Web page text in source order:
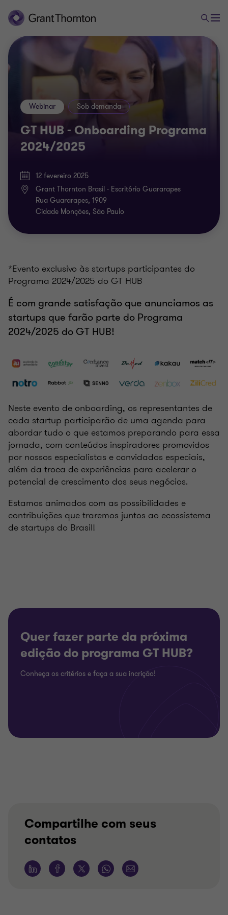
GT HUB - Onboarding Programa
2024/2025
Webinar Sob demanda
12 fevereiro 2025
Grant Thornton Brasil - Escritório Guararapes
Rua Guararapes, 1909
Cidade Monções, São Paulo
*Evento exclusivo às startups participantes do
Programa 2024/2025 do GT HUB
É com grande satisfação que anunciamos as
startups que farão parte do Programa
2024/2025 do GT HUB!
Neste evento de onboarding, os representantes de
cada startup participarão de uma agenda para
abordar tudo o que estamos preparando para essa
jornada, com conteúdos inspiradores promovidos
por nossos especialistas e convidados especiais,
além da troca de experiências para acelerar o
potencial de crescimento dos seus negócios.
Estamos animados com as possibilidades e
contribuições que traremos juntos ao ecossistema
de startups do Brasil!
Quer fazer parte da próxima
edição do programa GT HUB?
Conheça os critérios e faça a sua incrição!
Compartilhe com seus
contatos